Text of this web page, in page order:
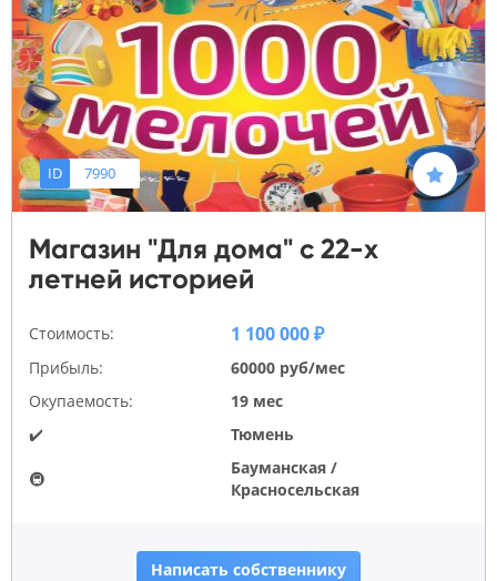
ID 7990
Магазин "Для дома" с 22-х
летней историей
Стоимость: 1 100 000 ₽
Прибыль:
60000 руб/мес
Окупаемость:
19 мес
✔️
Тюмень
🚇
Бауманская /
Красносельская
Написать собственнику